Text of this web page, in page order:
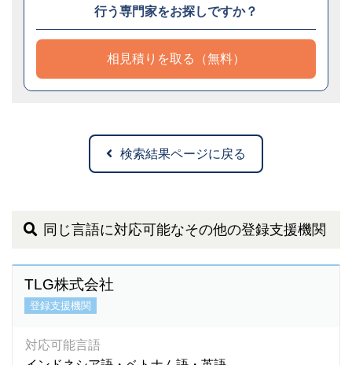
行う専門家をお探しですか？
相見積りを取る（無料）
検索結果ページに戻る
同じ言語に対応可能なその他の登録支援機関
TLG株式会社
登録支援機関
対応可能言語